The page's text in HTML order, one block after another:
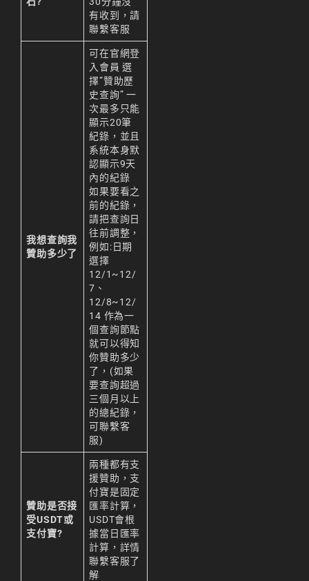
有收到，請
聯繫客服
我想查詢我
贊助多少了
可在官網登
入會員 選
擇”贊助歷
史查詢” 一
次最多只能
顯示20筆
紀錄，並且
系統本身默
認顯示9天
內的紀錄
如果要看之
前的紀錄，
請把查詢日
往前調整，
例如:日期
選擇
12/1~12/
7、
12/8~12/
14 作為一
個查詢節點
就可以得知
你贊助多少
了，(如果
要查詢超過
三個月以上
的總紀錄，
可聯繫客
服)
贊助是否接
受USDT或
支付寶?
兩種都有支
援贊助，支
付寶是固定
匯率計算，
USDT會根
據當日匯率
計算，詳情
聯繫客服了
解